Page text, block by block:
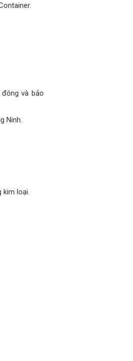
và bảo
Ninh.
loại.